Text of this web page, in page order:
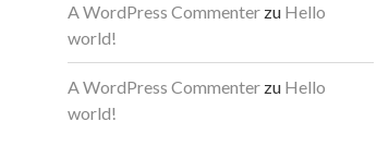
A WordPress Commenter zu Hello
world!
A WordPress Commenter zu Hello
world!